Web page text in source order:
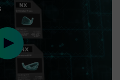
Play